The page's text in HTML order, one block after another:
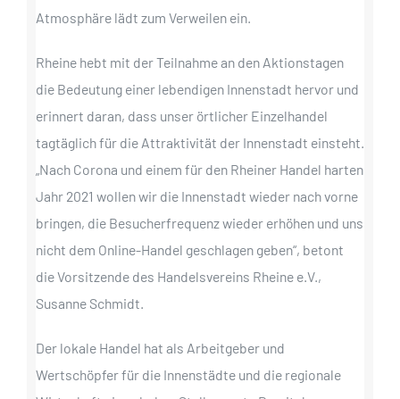
Atmosphäre lädt zum Verweilen ein.
Rheine hebt mit der Teilnahme an den Aktionstagen
die Bedeutung einer lebendigen Innenstadt hervor und
erinnert daran, dass unser örtlicher Einzelhandel
tagtäglich für die Attraktivität der Innenstadt einsteht.
„Nach Corona und einem für den Rheiner Handel harten
Jahr 2021 wollen wir die Innenstadt wieder nach vorne
bringen, die Besucherfrequenz wieder erhöhen und uns
nicht dem Online-Handel geschlagen geben“, betont
die Vorsitzende des Handelsvereins Rheine e.V.,
Susanne Schmidt.
Der lokale Handel hat als Arbeitgeber und
Wertschöpfer für die Innenstädte und die regionale